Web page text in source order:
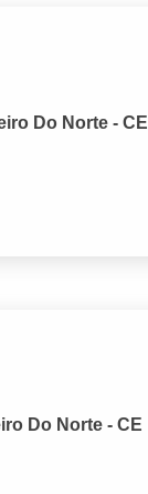
Do Norte - CE
Do Norte - CE